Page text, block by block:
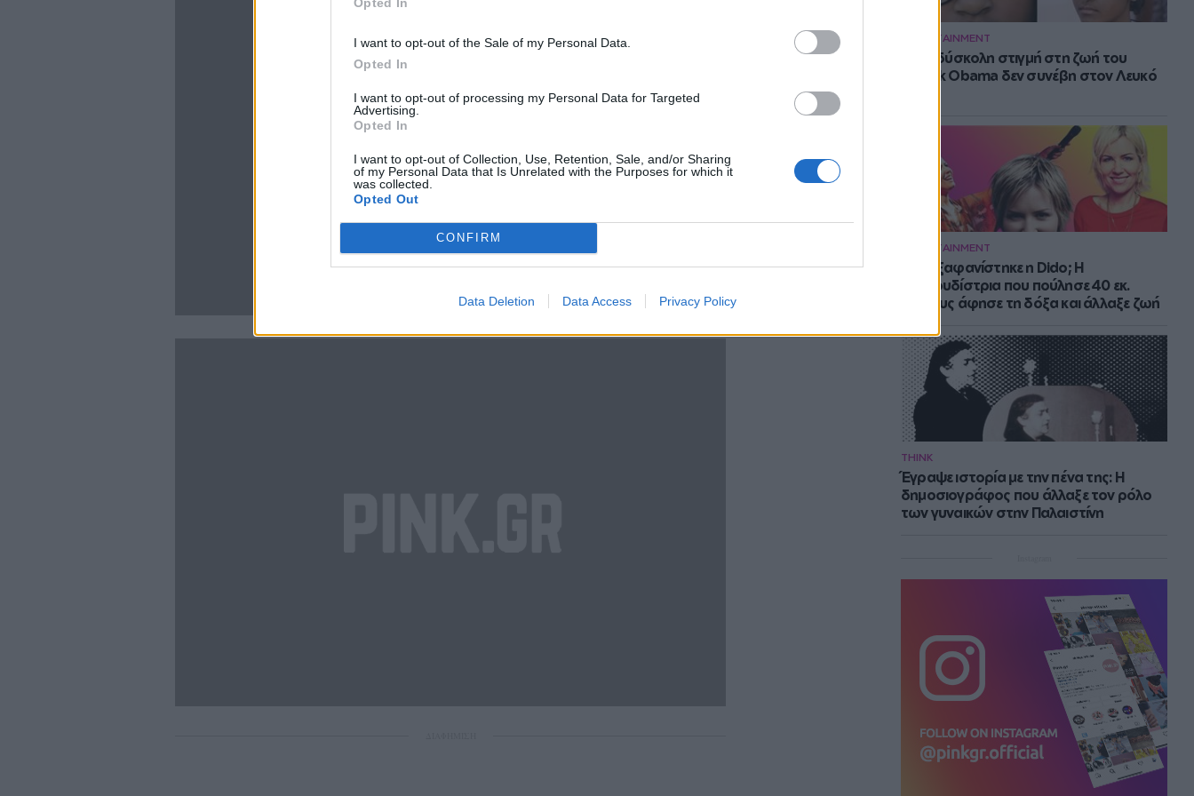
I want to opt-out of the Sale of my Personal Data.
Opted In
I want to opt-out of processing my Personal Data for Targeted
Advertising.
Opted In
I want to opt-out of Collection, Use, Retention, Sale, and/or Sharing
of my Personal Data that Is Unrelated with the Purposes for which it
was collected.
Opted Out
CONFIRM
Data Deletion Data Access Privacy Policy
ENTERTAINMENT
Η πιο δύσκολη στιγμή στη ζωή του
Barack Obama δεν συνέβη στον Λευκό
ENTERTAINMENT
Πού εξαφανίστηκε η Dido; Η
τραγουδίστρια που πούλησε 40 εκ.
δίσκους άφησε τη δόξα και άλλαξε ζωή
THINK
Έγραψε ιστορία με την πένα της: Η
δημοσιογράφος που άλλαξε τον ρόλο
των γυναικών στην Παλαιστίνη